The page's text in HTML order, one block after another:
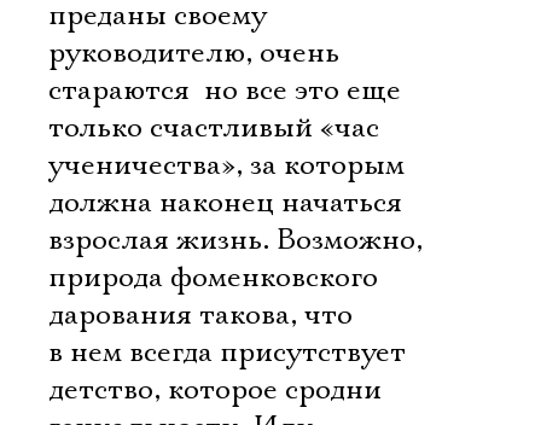
преданы своему
руководителю, очень
стараются  но все это еще
только счастливый «час
ученичества», за которым
должна наконец начаться
взрослая жизнь. Возможно,
природа фоменковского
дарования такова, что
в нем всегда присутствует
детство, которое сродни